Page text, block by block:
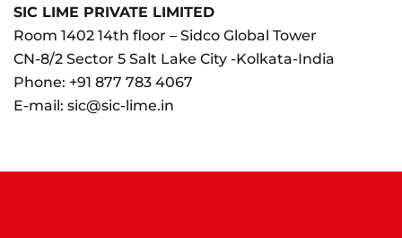
SIC LIME PRIVATE LIMITED
Room 1402 14th floor – Sidco Global Tower
CN-8/2 Sector 5 Salt Lake City -Kolkata-India
Phone: +91 877 783 4067
E-mail: sic@sic-lime.in